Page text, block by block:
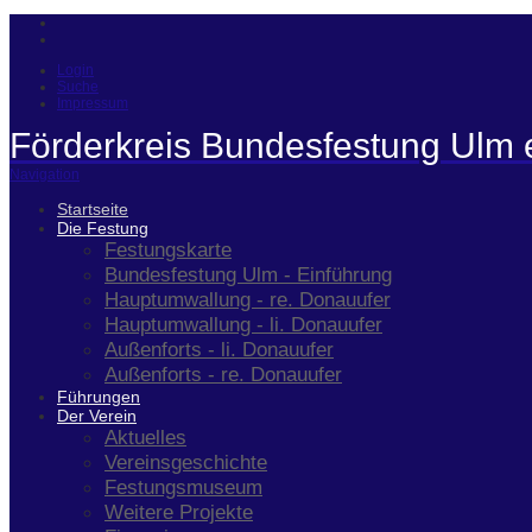
Login
Suche
Impressum
Förderkreis Bundesfestung Ulm
Navigation
Startseite
Die Festung
Festungskarte
Bundesfestung Ulm - Einführung
Hauptumwallung - re. Donauufer
Hauptumwallung - li. Donauufer
Außenforts - li. Donauufer
Außenforts - re. Donauufer
Führungen
Der Verein
Aktuelles
Vereinsgeschichte
Festungsmuseum
Weitere Projekte